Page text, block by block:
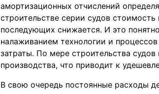
амортизационных отчислений
строительстве серии судов
последующих снижается. И это
налаживанием технологии и
затраты. По мере строительства
производства, что приводит к
В свою очередь постоянные расходы